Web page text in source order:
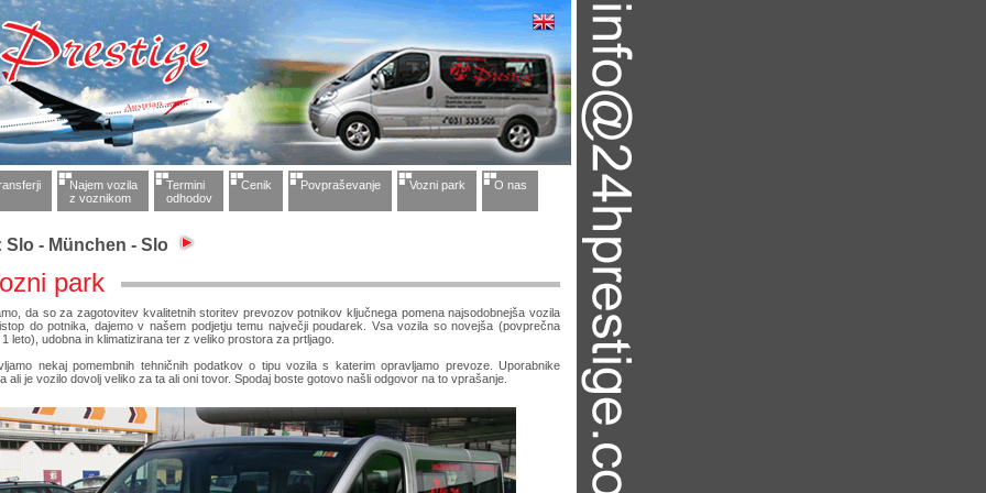
Najem vozila
z voznikom
Termini
odhodov
Cenik Povpraševanje Vozni park O nas
Slo - München - Slo
park
da so za zagotovitev kvalitetnih storitev prevozov potnikov ključnega pomena najsodobnejša vozila
do potnika, dajemo v našem podjetju temu največji poudarek. Vsa vozila so novejša (povprečna
leto), udobna in klimatizirana ter z veliko prostora za prtljago.
nekaj pomembnih tehničnih podatkov o tipu vozila s katerim opravljamo prevoze. Uporabnike
ali je vozilo dovolj veliko za ta ali oni tovor. Spodaj boste gotovo našli odgovor na to vprašanje.